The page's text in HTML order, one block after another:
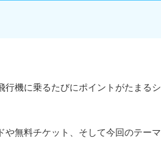
機に乗るたびにポイントがたまるシ
や無料チケット、そして今回のテーマ